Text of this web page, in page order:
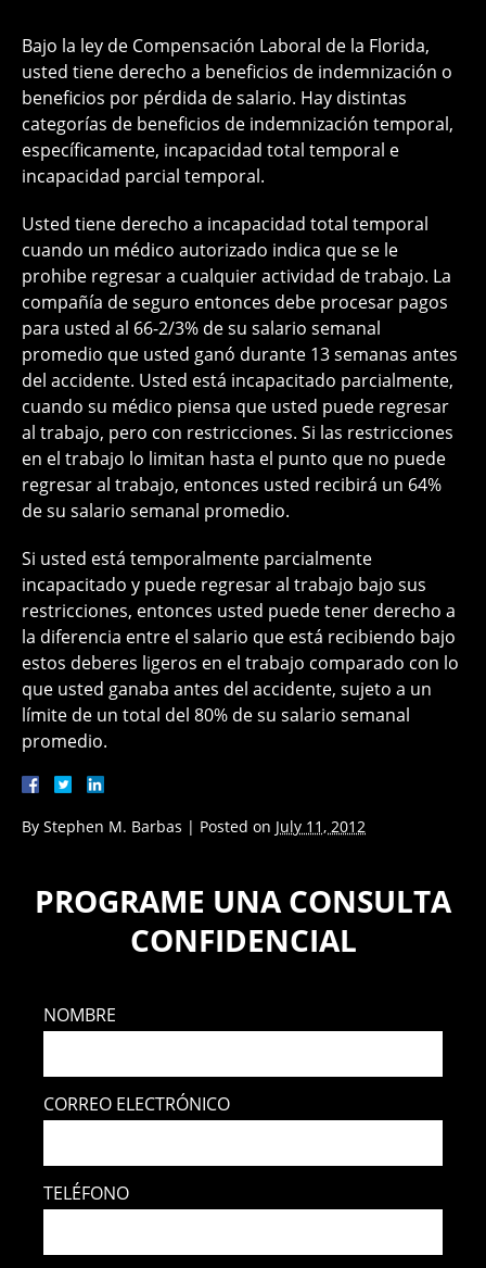
Bajo la ley de Compensación Laboral de la Florida,
usted tiene derecho a beneficios de indemnización o
beneficios por pérdida de salario. Hay distintas
categorías de beneficios de indemnización temporal,
específicamente, incapacidad total temporal e
incapacidad parcial temporal.
Usted tiene derecho a incapacidad total temporal
cuando un médico autorizado indica que se le
prohibe regresar a cualquier actividad de trabajo. La
compañía de seguro entonces debe procesar pagos
para usted al 66-2/3% de su salario semanal
promedio que usted ganó durante 13 semanas antes
del accidente. Usted está incapacitado parcialmente,
cuando su médico piensa que usted puede regresar
al trabajo, pero con restricciones. Si las restricciones
en el trabajo lo limitan hasta el punto que no puede
regresar al trabajo, entonces usted recibirá un 64%
de su salario semanal promedio.
Si usted está temporalmente parcialmente
incapacitado y puede regresar al trabajo bajo sus
restricciones, entonces usted puede tener derecho a
la diferencia entre el salario que está recibiendo bajo
estos deberes ligeros en el trabajo comparado con lo
que usted ganaba antes del accidente, sujeto a un
límite de un total del 80% de su salario semanal
promedio.
By Stephen M. Barbas | Posted on July 11, 2012
PROGRAME UNA CONSULTA
CONFIDENCIAL
NOMBRE
CORREO ELECTRÓNICO
TELÉFONO